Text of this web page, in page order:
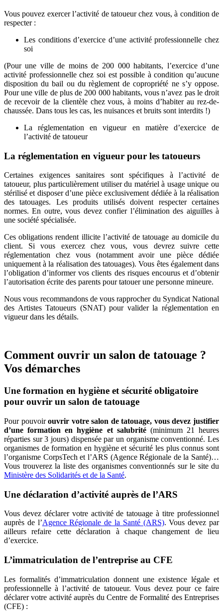
Vous pouvez exercer l’activité de tatoueur chez vous, à condition de
respecter :
Les conditions d’exercice d’une activité professionnelle chez
soi
(Pour une ville de moins de 200 000 habitants, l’exercice d’une
activité professionnelle chez soi est possible à condition qu’aucune
disposition du bail ou du règlement de copropriété ne s’y oppose.
Pour une ville de plus de 200 000 habitants, vous n’avez pas le droit
de recevoir de la clientèle chez vous, à moins d’habiter au rez-de-
chaussée. Dans tous les cas, les nuisances et bruits sont interdits !)
La réglementation en vigueur en matière d’exercice de
l’activité de tatoueur
La réglementation en vigueur pour les tatoueurs
Certaines exigences sanitaires sont spécifiques à l’activité de
tatoueur, plus particulièrement utiliser du matériel à usage unique ou
stérilisé et disposer d’une pièce exclusivement dédiée à la réalisation
des tatouages. Les produits utilisés doivent respecter certaines
normes. En outre, vous devez confier l’élimination des aiguilles à
une société spécialisée.
Ces obligations rendent illicite l’activité de tatouage au domicile du
client. Si vous exercez chez vous, vous devrez suivre cette
réglementation chez vous (notamment avoir une pièce dédiée
uniquement à la réalisation des tatouages). Vous êtes également dans
l’obligation d’informer vos clients des risques encourus et d’obtenir
l’autorisation écrite des parents pour tatouer une personne mineure.
Nous vous recommandons de vous rapprocher du Syndicat National
des Artistes Tatoueurs (SNAT) pour valider la réglementation en
vigueur dans les détails.
Comment ouvrir un salon de tatouage ?
Vos démarches
Une formation en hygiène et sécurité obligatoire
pour ouvrir un salon de tatouage
Pour pouvoirouvrir votre salon de tatouage, vous devez justifier
d’une formation en hygiène et salubrité(minimum 21 heures
réparties sur 3 jours) dispensée par un organisme conventionné. Les
organismes de formation en hygiène et sécurité les plus connus sont
l’organisme CorpsTech et l’ARS (Agence Régionale de la Santé)…
Vous trouverez la liste des organismes conventionnés sur le site du
Ministère des Solidarités et de la Santé.
Une déclaration d’activité auprès de l’ARS
Vous devez déclarer votre activité de tatouage à titre professionnel
auprès de l’Agence Régionale de la Santé (ARS). Vous devez par
ailleurs refaire cette déclaration à chaque changement de lieu
d’exercice.
L’immatriculation de l’entreprise au CFE
Les formalités d’immatriculation donnent une existence légale et
professionnelle à l’activité de tatoueur. Vous devez pour ce faire
déclarer votre activité auprès du Centre de Formalité des Entreprises
(CFE) :